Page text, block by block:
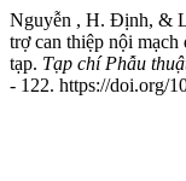
Nguyễn , H. Định, &
trợ can thiệp nội
tạp. Tạp chí Phẫu
- 122. https://doi.org/